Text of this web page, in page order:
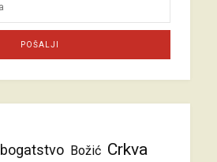
bogatstvo Božić Crkva